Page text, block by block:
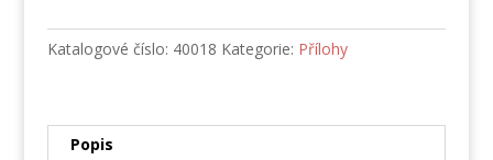
Katalogové číslo: 40018 Kategorie: Přílohy
Popis